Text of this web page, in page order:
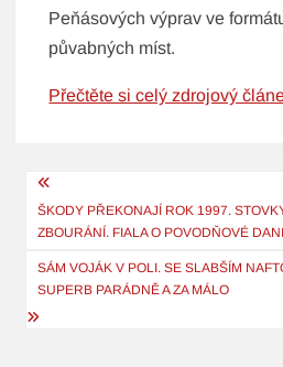
Peňásových výprav ve
půvabných míst.
Přečtěte si celý zdrojový
Navigace
pro
příspěvek
ŠKODY PŘEKONAJÍ ROK 1997.
ZBOURÁNÍ. FIALA O POVODŇOVÉ
SÁM VOJÁK V POLI. SE SLABŠÍM
SUPERB PARÁDNĚ A ZA MÁLO